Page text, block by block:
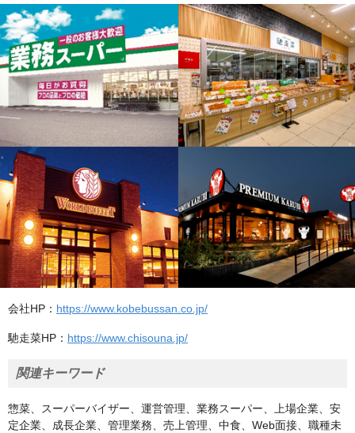
会社HP： https://www.kobebussan.co.jp/
馳走菜HP： https://www.chisouna.jp/
関連キーワード
惣菜、スーパーバイザー、運営管理、業務スーパー、上場企業、安
定企業、成長企業、管理業務、売上管理、中食、Web面接、職種未